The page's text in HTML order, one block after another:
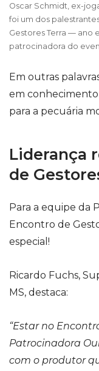
Oscar Schmidt, ex-
foi um dos
Gestores Terra — ano
patrocinadora do
Em outras
em conhecimento
para a pecuária
Liderança
de
Para a equipe da
Encontro de
especial!
Ricardo Fuchs,
MS, destaca:
“Estar no
Patrocinadora
com o produtor